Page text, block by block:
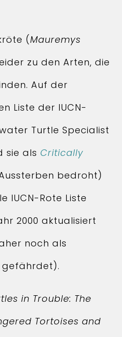
(Mauremys
zu den Arten, die
Auf der
Liste der IUCN-
Turtle Specialist
sie als Critically
bedroht)
IUCN-Rote Liste
2000 aktualisiert
noch als
in Trouble: The
Tortoises and